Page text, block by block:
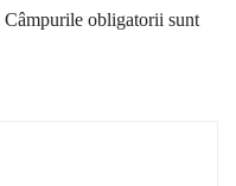
Câmpurile obligatorii sunt